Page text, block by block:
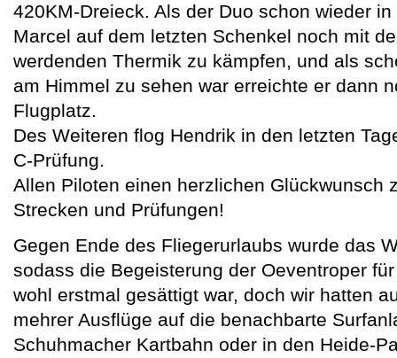
420KM-Dreieck. Als der Duo schon wieder
Marcel auf dem letzten Schenkel noch mit
werdenden Thermik zu kämpfen, und als
am Himmel zu sehen war erreichte er dann
Flugplatz.
Des Weiteren flog Hendrik in den letzten
C-Prüfung.
Allen Piloten einen herzlichen Glückwunsch
Strecken und Prüfungen!
Gegen Ende des Fliegerurlaubs wurde das
sodass die Begeisterung der Oeventroper
wohl erstmal gesättigt war, doch wir hatten
mehrer Ausflüge auf die benachbarte
Schuhmacher Kartbahn oder in den Heide-